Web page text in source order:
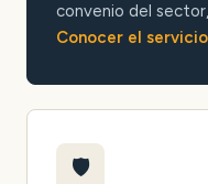
convenio del
Conocer el servicio
🛡️